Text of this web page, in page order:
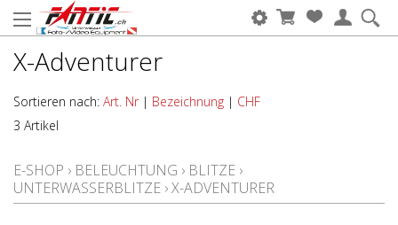
X-Adventurer
Sortieren nach: Art. Nr | Bezeichnung | CHF
3 Artikel
E-SHOP › BELEUCHTUNG › BLITZE ›
UNTERWASSERBLITZE ›X-ADVENTURER